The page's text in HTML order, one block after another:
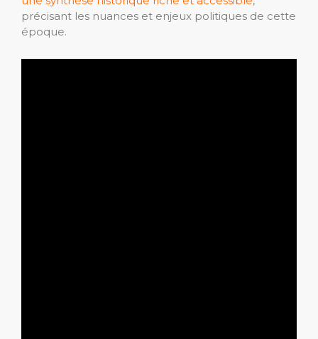
précisant les nuances et enjeux politiques de cette
époque.